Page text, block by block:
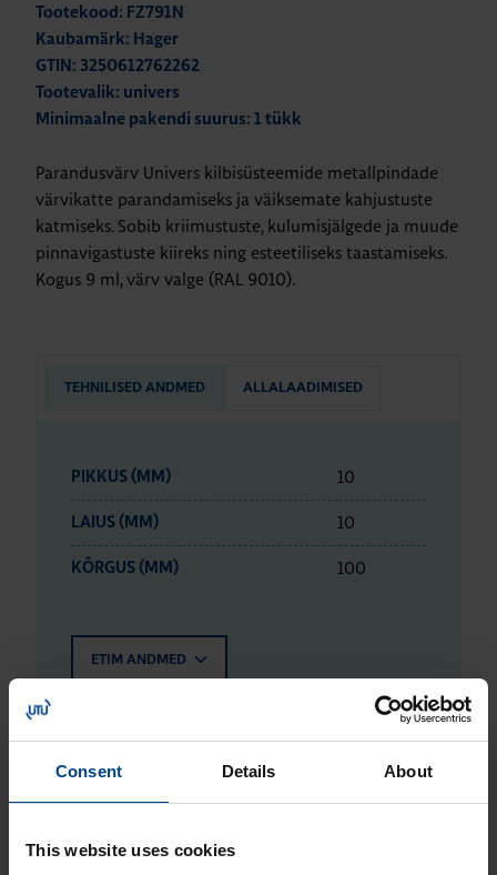
Consent Details About
This website uses cookies
Tootekood: FZ791N
Kaubamärk: Hager
GTIN: 3250612762262
Tootevalik: univers
Minimaalne pakendi suurus: 1 tükk
Parandusvärv Univers kilbisüsteemide metallpindade
värvikatte parandamiseks ja väiksemate kahjustuste
katmiseks. Sobib kriimustuste, kulumisjälgede ja muude
pinnavigastuste kiireks ning esteetiliseks taastamiseks.
Kogus 9 ml, värv valge (RAL 9010).
TEHNILISED ANDMED ALLALAADIMISED
PIKKUS (MM) 10
LAIUS (MM) 10
KÕRGUS (MM) 100
ETIM ANDMED